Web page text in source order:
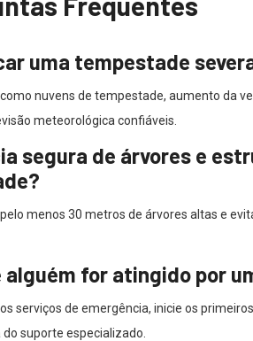
uma tempestade
nuvens de tempestade, aumento da
meteorológica confiáveis.
segura de árvores e
menos 30 metros de árvores altas e
alguém for atingido por
serviços de emergência, inicie os
suporte especializado.